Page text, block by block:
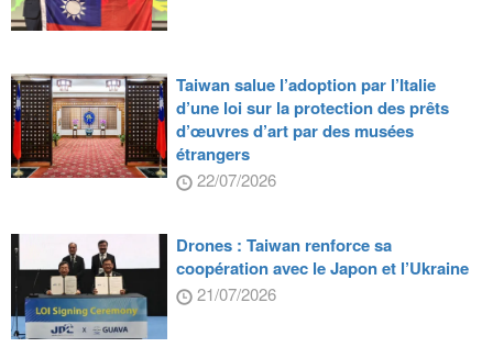
Taiwan salue l’adoption par l’Italie
d’une loi sur la protection des prêts
d’œuvres d’art par des musées
étrangers
22/07/2026
Drones : Taiwan renforce sa
coopération avec le Japon et l’Ukraine
21/07/2026